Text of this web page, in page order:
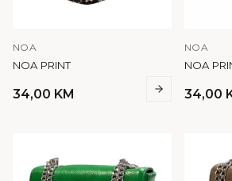
NOA
NOA PRINT
34,00 KM
NOA
NOA
34,00